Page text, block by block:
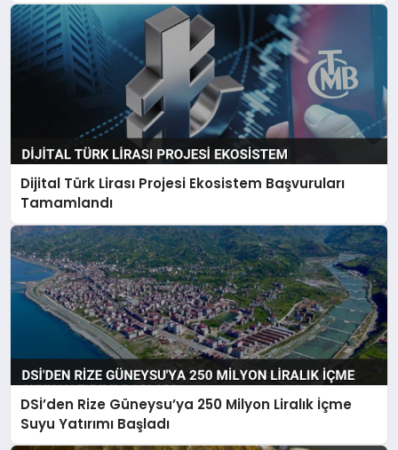
Dijital Türk Lirası Projesi Ekosistem Başvuruları
Tamamlandı
DSİ’den Rize Güneysu’ya 250 Milyon Liralık İçme
Suyu Yatırımı Başladı